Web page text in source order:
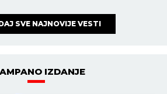
SVE NAJNOVIJE VESTI
IZDANJE